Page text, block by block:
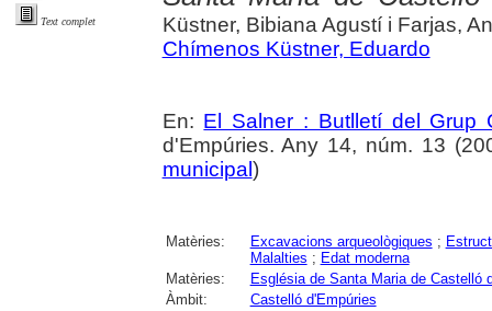
Text complet
Küstner, Bibiana Agustí i Farjas,
Chímenos Küstner, Eduardo
En: El Salner : Butlletí del Grup
d'Empúries. Any 14, núm. 13
municipal)
Matèries: Excavacions arqueològiques ;
Malalties ; Edat moderna
Matèries:
Església de Santa Maria de Castelló
Àmbit:
Castelló d'Empúries